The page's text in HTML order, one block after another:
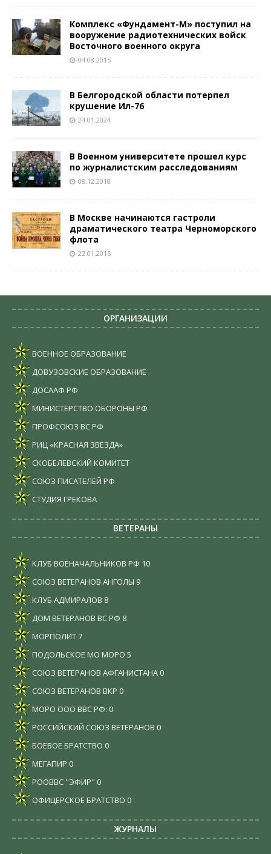
Комплекс «Фундамент-М» поступил на
вооружение радиотехнических войск
Восточного военного округа
04.08.2015
В Белгородской области потерпел
крушение Ил-76
24.01.2024
В Военном университете прошел курс
по журналистским расследованиям
08.12.2018
В Москве начинаются гастроли
драматического театра Черноморского
флота
22.01.2015
ОРГАНИЗАЦИИ
ВОЕННОЕ ОБРАЗОВАНИЕ
ДОВУЗОВСКИЕ ОБРАЗОВАНИЕ
ДОСААФ РФ
МИНИСТЕРСТВО ОБОРОНЫ РФ
ПРОФСОЮЗ ВС РФ
РИЦ «КРАСНАЯ ЗВЕЗДА»
СКОБЕЛЕВСКИЙ КОМИТЕТ
СОЮЗ ПИСАТЕЛЕЙ РФ
СТУДИЯ ГРЕКОВА
ВЕТЕРАНЫ
КЛУБ ВОЕНАЧАЛЬНИКОВ РФ 10
СОЮЗ ВЕТЕРАНОВ АНГОЛЫ 9
КЛУБ АДМИРАЛОВ 8
ДОМ ВЕТЕРАНОВ ВС РФ 8
МОРПОЛИТ7
ПОДОЛЬСКОЕ МО МОРО 5
СОЮЗ ВЕТЕРАНОВ АФГАНИСТАНА 0
СОЮЗ ВЕТЕРАНОВ ВКР 0
МОРО ООО ВВС РФ: 0
РОССИЙСКИЙ СОЮЗ ВЕТЕРАНОВ 0
БОЕВОЕ БРАТСТВО 0
МЕГАПИР 0
РООВВС "ЭФИР" 0
ОФИЦЕРСКОЕ БРАТСТВО 0
ЖУРНАЛЫ